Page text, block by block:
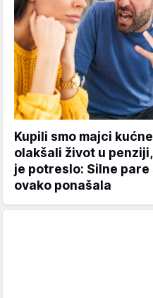
Kupili smo majci
olakšali život u
je potreslo: Silne pare
ovako ponašala